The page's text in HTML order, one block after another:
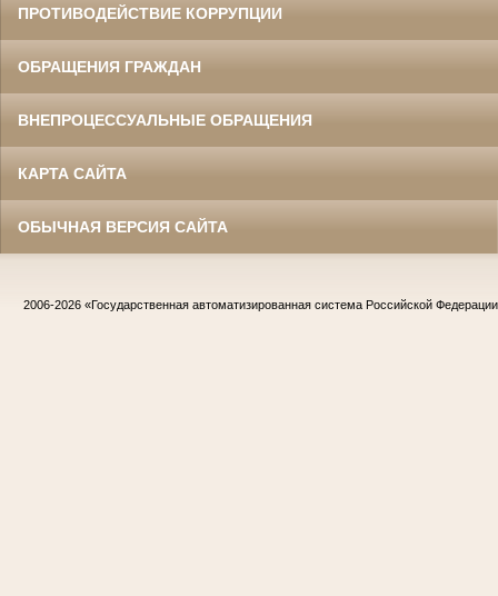
ПРОТИВОДЕЙСТВИЕ КОРРУПЦИИ
ОБРАЩЕНИЯ ГРАЖДАН
ВНЕПРОЦЕССУАЛЬНЫЕ ОБРАЩЕНИЯ
КАРТА САЙТА
ОБЫЧНАЯ ВЕРСИЯ САЙТА
2006-2026 «Государственная автоматизированная система Российской